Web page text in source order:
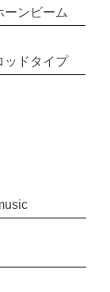
ーンビーム
ッドタイプ